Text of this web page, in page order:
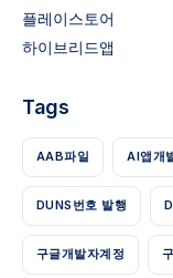
플레이스토어
하이브리드앱
Tags
AAB파일 AI앱개
DUNS번호 발행
구글개발자계정